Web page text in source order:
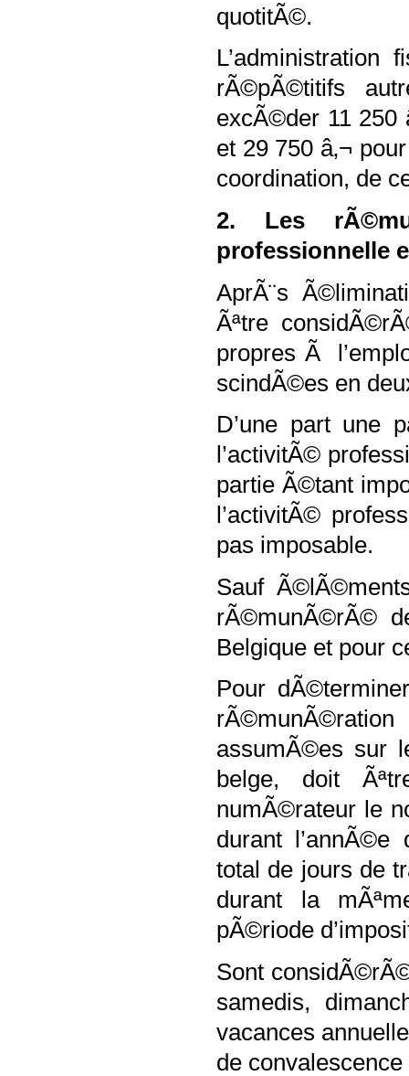
quotitÃ©.
rÃ©pÃ©titifs
excÃ©der 11 250
et 29 750 â‚¬
coordination, de
2. Les
professionnelle
AprÃ¨s
Ãªtre
propres Ã
scindÃ©es en
D’une part une
l’activitÃ©
partie Ã©tant
l’activitÃ©
pas imposable.
Sauf
rÃ©munÃ©rÃ©
Belgique et pour
Pour
assumÃ©es sur
belge, doit
numÃ©rateur le
durant l’annÃ©e
total de jours de
durant la
pÃ©riode
Sont
samedis,
vacances
de